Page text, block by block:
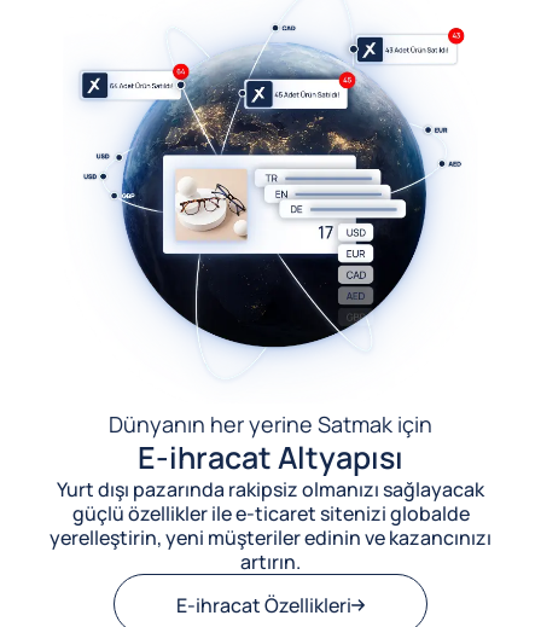
Dünyanın her yerine Satmak için
E-ihracat Altyapısı
Yurt dışı pazarında rakipsiz olmanızı sağlayacak
güçlü özellikler ile e-ticaret sitenizi globalde
yerelleştirin, yeni müşteriler edinin ve kazancınızı
artırın.
E-ihracat Özellikleri